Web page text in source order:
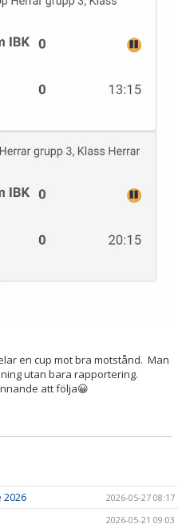
en cup mot bra motstånd. Man
utan bara rapportering.
att följa😀
2026-05-27 08:17
2026-05-21 09:03